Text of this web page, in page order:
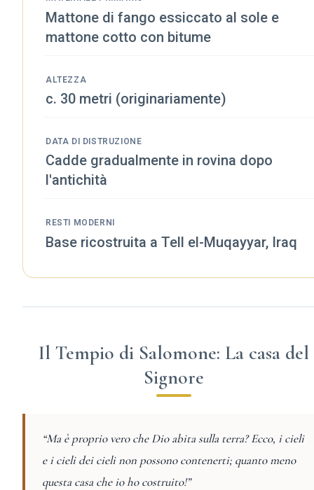
Mattone di fango essiccato al sole e
mattone cotto con bitume
ALTEZZA
c. 30 metri (originariamente)
DATA DI DISTRUZIONE
Cadde gradualmente in rovina dopo
l'antichità
RESTI MODERNI
Base ricostruita a Tell el-Muqayyar, Iraq
Il Tempio di Salomone: La casa del
Signore
“Ma è proprio vero che Dio abita sulla terra? Ecco, i cieli
e i cieli dei cieli non possono contenerti; quanto meno
questa casa che io ho costruito!”